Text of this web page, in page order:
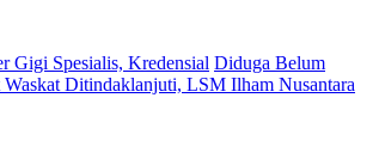
Gigi Spesialis, Kredensial Diduga Belum
Waskat Ditindaklanjuti, LSM Ilham Nusantara